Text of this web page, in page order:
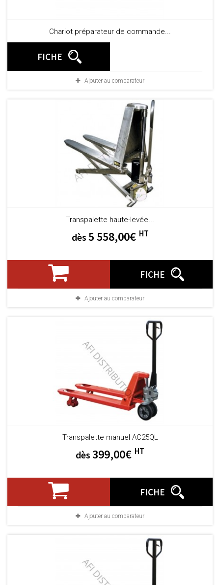
Chariot préparateur de commande...
FICHE
Ajouter au comparateur
Transpalette haute-levée...
dès 5 558,00€ HT
FICHE
Ajouter au comparateur
Transpalette manuel AC25QL
dès 399,00€ HT
FICHE
Ajouter au comparateur